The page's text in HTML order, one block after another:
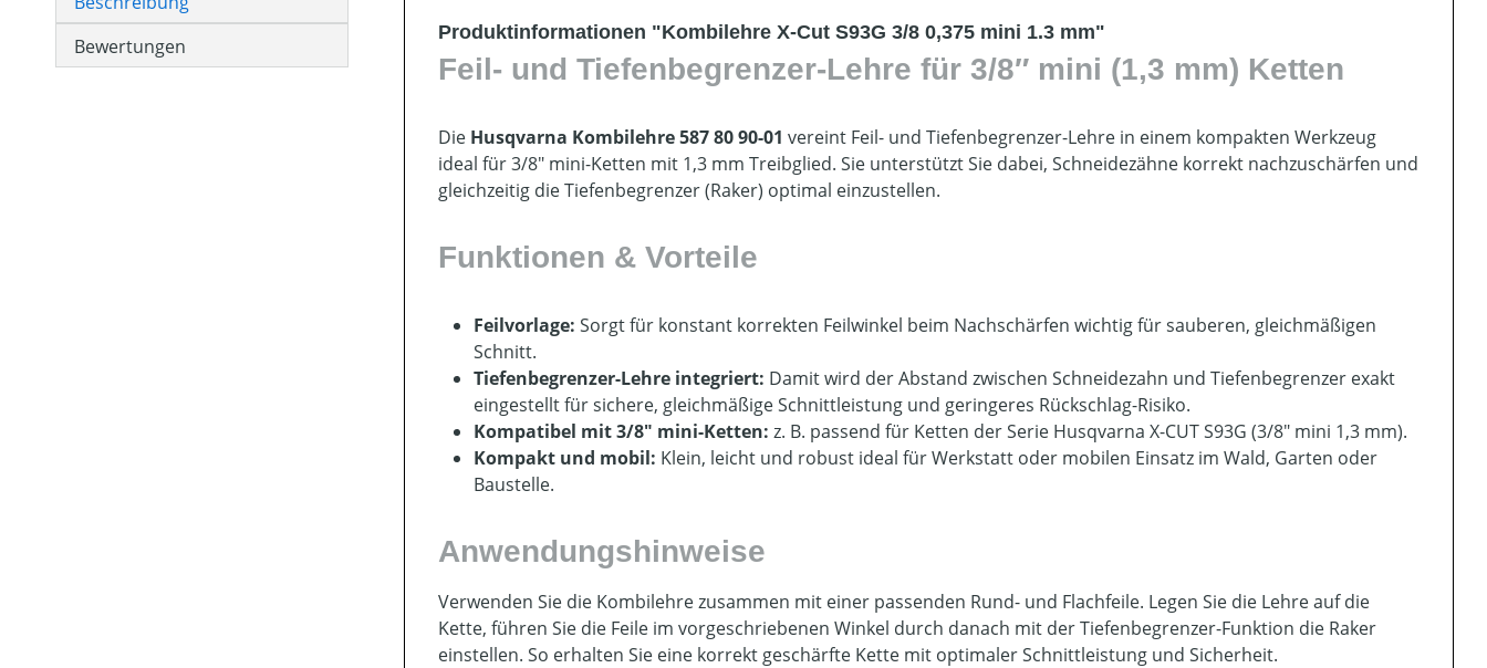
Bewertungen
Produktinformationen "Kombilehre X-Cut S93G 3/8 0,375 mini 1.3 mm"
Feil- und Tiefenbegrenzer-Lehre für 3/8″ mini (1,3 mm) Ketten
Die Husqvarna Kombilehre 587 80 90-01 vereint Feil- und Tiefenbegrenzer-Lehre in einem kompakten Werkzeug
ideal für 3/8″ mini-Ketten mit 1,3 mm Treibglied. Sie unterstützt Sie dabei, Schneidezähne korrekt nachzuschärfen und
gleichzeitig die Tiefenbegrenzer (Raker) optimal einzustellen.
Funktionen & Vorteile
Feilvorlage: Sorgt für konstant korrekten Feilwinkel beim Nachschärfen wichtig für sauberen, gleichmäßigen
Schnitt.
Tiefenbegrenzer-Lehre integriert: Damit wird der Abstand zwischen Schneidezahn und Tiefenbegrenzer exakt
eingestellt für sichere, gleichmäßige Schnittleistung und geringeres Rückschlag-Risiko.
Kompatibel mit 3/8″ mini-Ketten: z. B. passend für Ketten der Serie Husqvarna X-CUT S93G (3/8″ mini 1,3 mm).
Kompakt und mobil: Klein, leicht und robust ideal für Werkstatt oder mobilen Einsatz im Wald, Garten oder
Baustelle.
Anwendungs­hinweise
Verwenden Sie die Kombilehre zusammen mit einer passenden Rund- und Flachfeile. Legen Sie die Lehre auf die
Kette, führen Sie die Feile im vorgeschriebenen Winkel durch danach mit der Tiefenbegrenzer-Funktion die Raker
einstellen. So erhalten Sie eine korrekt geschärfte Kette mit optimaler Schnittleistung und Sicherheit.